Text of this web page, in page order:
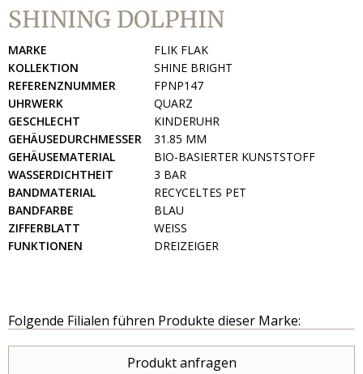
SHINING DOLPHIN
MARKE
FLIK FLAK
KOLLEKTION
SHINE BRIGHT
REFERENZNUMMER
FPNP147
UHRWERK
QUARZ
GESCHLECHT
KINDERUHR
GEHÄUSEDURCHMESSER
31.85 MM
GEHÄUSEMATERIAL
BIO-BASIERTER KUNSTSTOFF
WASSERDICHTHEIT
3 BAR
BANDMATERIAL
RECYCELTES PET
BANDFARBE
BLAU
ZIFFERBLATT
WEISS
FUNKTIONEN
DREIZEIGER
Folgende Filialen führen Produkte dieser Marke:
Produkt anfragen